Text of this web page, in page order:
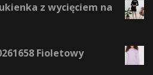
z wycięciem na
Fioletowy